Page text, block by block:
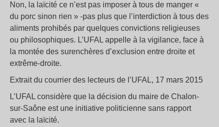
Non, la laïcité ce n’est pas imposer à tous de manger «
du porc sinon rien » -pas plus que l’interdiction à tous des
aliments prohibés par quelques convictions religieuses
ou philosophiques. L’UFAL appelle à la vigilance, face à
la montée des surenchères d’exclusion entre droite et
extrême-droite.
Extrait du courrier des lecteurs de l’UFAL, 17 mars 2015
L’UFAL considère que la décision du maire de Chalon-
sur-Saône est une initiative politicienne sans rapport
avec la laïcité.